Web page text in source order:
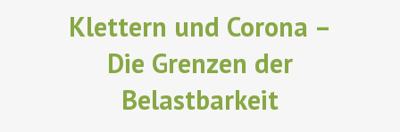
Klettern und Corona –
Die Grenzen der
Belastbarkeit